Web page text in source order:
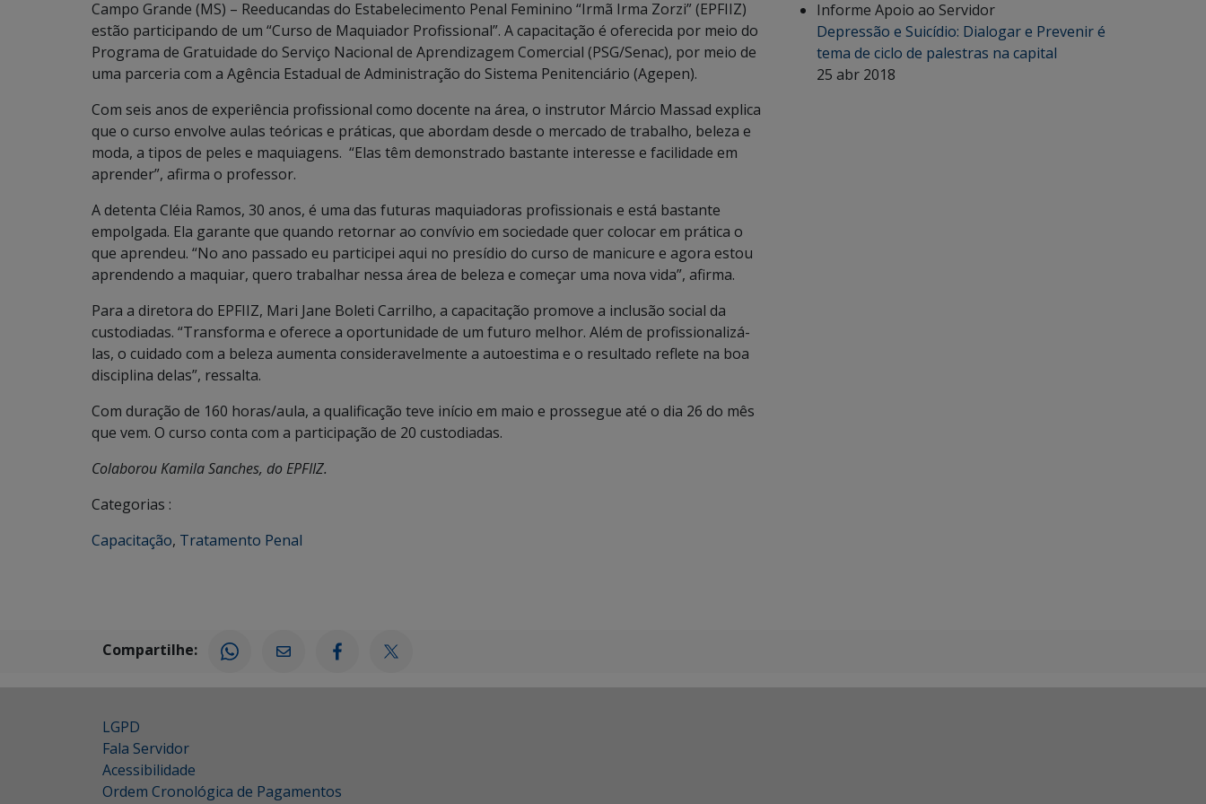
Campo Grande (MS) – Reeducandas do Estabelecimento Penal Feminino “Irmã Irma Zorzi” (EPFIIZ)
estão participando de um “Curso de Maquiador Profissional”. A capacitação é oferecida por meio do
Programa de Gratuidade do Serviço Nacional de Aprendizagem Comercial (PSG/Senac), por meio de
uma parceria com a Agência Estadual de Administração do Sistema Penitenciário (Agepen).
Com seis anos de experiência profissional como docente na área, o instrutor Márcio Massad explica
que o curso envolve aulas teóricas e práticas, que abordam desde o mercado de trabalho, beleza e
moda, a tipos de peles e maquiagens. “Elas têm demonstrado bastante interesse e facilidade em
aprender”, afirma o professor.
A detenta Cléia Ramos, 30 anos, é uma das futuras maquiadoras profissionais e está bastante
empolgada. Ela garante que quando retornar ao convívio em sociedade quer colocar em prática o
que aprendeu. “No ano passado eu participei aqui no presídio do curso de manicure e agora estou
aprendendo a maquiar, quero trabalhar nessa área de beleza e começar uma nova vida”, afirma.
Para a diretora do EPFIIZ, Mari Jane Boleti Carrilho, a capacitação promove a inclusão social da
custodiadas. “Transforma e oferece a oportunidade de um futuro melhor. Além de profissionalizá-
las, o cuidado com a beleza aumenta consideravelmente a autoestima e o resultado reflete na boa
disciplina delas”, ressalta.
Com duração de 160 horas/aula, a qualificação teve início em maio e prossegue até o dia 26 do mês
que vem. O curso conta com a participação de 20 custodiadas.
Colaborou Kamila Sanches, do EPFIIZ.
Categorias :
Capacitação, Tratamento Penal
Informe Apoio ao Servidor
Depressão e Suicídio: Dialogar e Prevenir é
tema de ciclo de palestras na capital
25 abr 2018
Compartilhe:
LGPD
Fala Servidor
Acessibilidade
Ordem Cronológica de Pagamentos